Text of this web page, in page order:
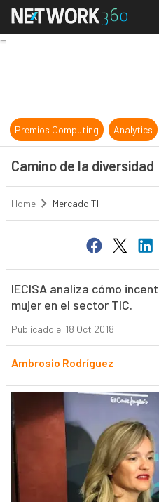
Premios Computing Analytics
Camino de la diversidad
Home Mercado TI
IECISA analiza cómo
mujer en el sector TIC.
Publicado el 18 Oct 2018
Ambrosio Rodríguez